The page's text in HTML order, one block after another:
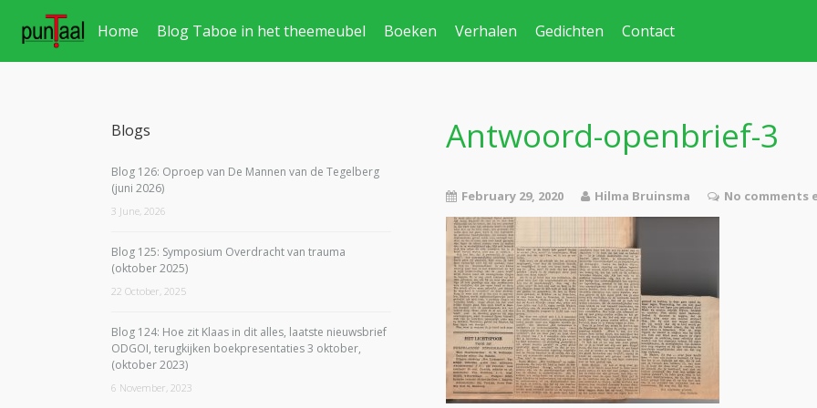
Home Blog Taboe in het theemeubel Boeken Verhalen Gedichten Contact
Antwoord-openbrief-3
February 29, 2020 Hilma Bruinsma No comments
Blogs
Blog 126: Oproep van De Mannen van de Tegelberg
(juni 2026)
3 June, 2026
Blog 125: Symposium Overdracht van trauma
(oktober 2025)
22 October, 2025
Blog 124: Hoe zit Klaas in dit alles, laatste nieuwsbrief
ODGOI, terugkijken boekpresentaties 3 oktober,
(oktober 2023)
6 November, 2023